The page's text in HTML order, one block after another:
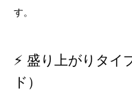
す。
⚡ 盛り上がりタイ
ド）